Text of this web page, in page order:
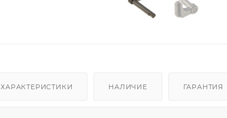
ХАРАКТЕРИСТИКИ НАЛИЧИЕ ГАРАНТИЯ